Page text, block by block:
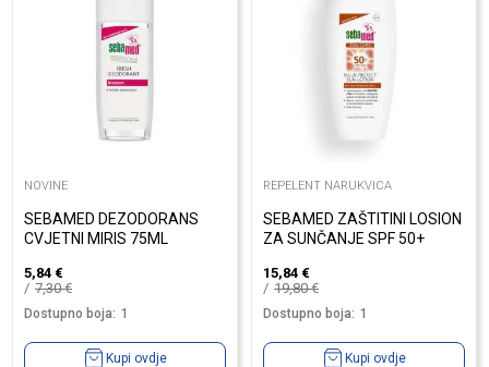
NOVINE
SEBAMED DEZODORANS
CVJETNI MIRIS 75ML
5,84 €
7,30€
Dostupno boja: 1
Kupi ovdje
REPELENT NARUKVICA
SEBAMED ZAŠTITINI LOSION
ZA SUNČANJE SPF 50+
15,84 €
19,80€
Dostupno boja: 1
Kupi ovdje